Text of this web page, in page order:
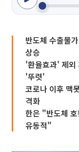
반도체 수출물
상승
'환율효과' 제
'뚜렷'
코로나 이후 맥
격화
한은 "반도체
유동적"